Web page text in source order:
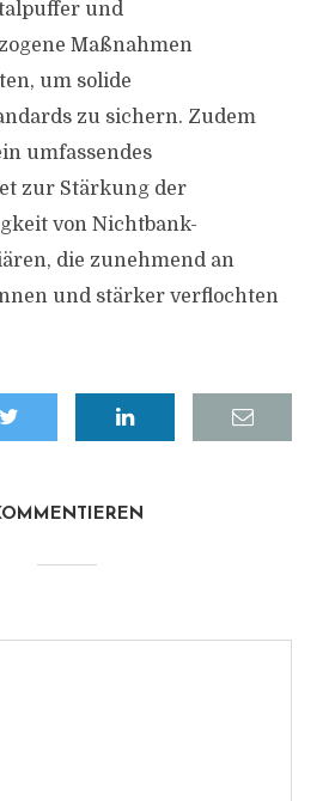
und
Maßnahmen
um solide
zu sichern. Zudem
umfassendes
zur Stärkung der
von Nichtbank-
die zunehmend an
und stärker verflochten